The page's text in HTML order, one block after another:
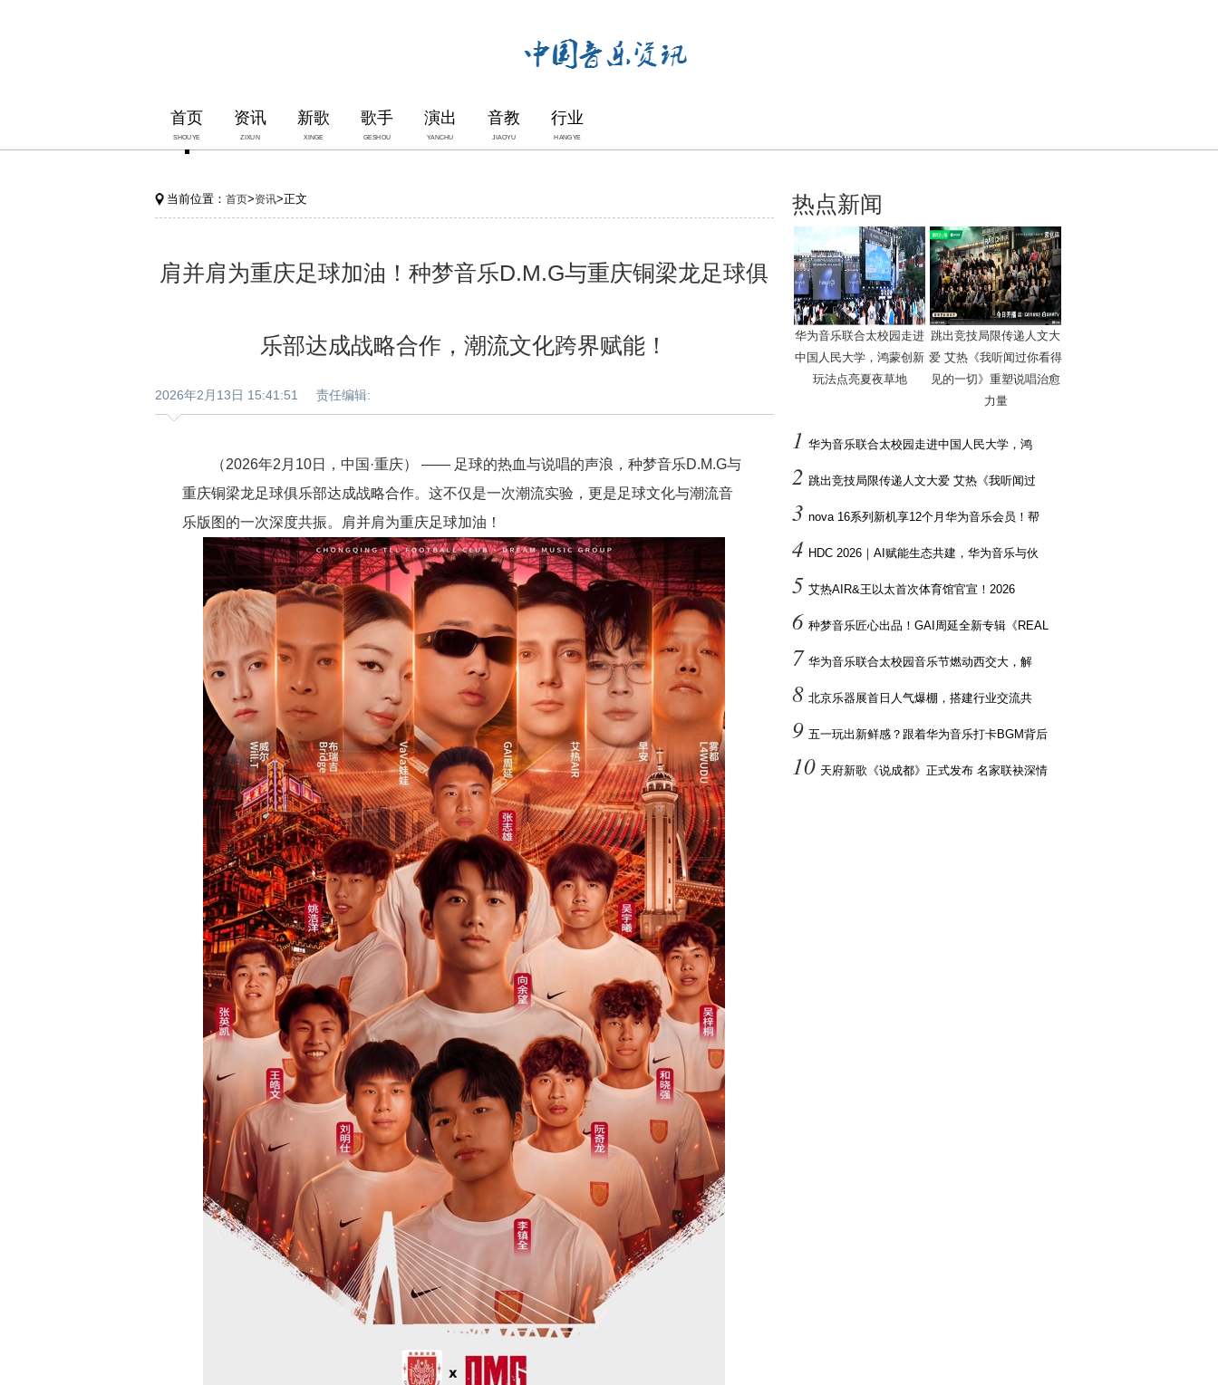
首页
SHOUYE
资讯
ZIXUN
新歌
XINGE
歌手
GESHOU
演出
YANCHU
音教
JIAOYU
行业
HANGYE
当前位置： 首页>资讯>正文
肩并肩为重庆足球加油！种梦音乐D.M.G与重庆铜梁龙足球俱
乐部达成战略合作，潮流文化跨界赋能！
2026年2月13日 15:41:51 责任编辑:
（2026年2月10日，中国·重庆） —— 足球的热血与说唱的声浪，种梦音乐D.M.G与
重庆铜梁龙足球俱乐部达成战略合作。这不仅是一次潮流实验，更是足球文化与潮流音
乐版图的一次深度共振。肩并肩为重庆足球加油！
热点新闻
华为音乐联合太校园走进
中国人民大学，鸿蒙创新
玩法点亮夏夜草地
跳出竞技局限传递人文大
爱 艾热《我听闻过你看得
见的一切》重塑说唱治愈
力量
1 华为音乐联合太校园走进中国人民大学，鸿
2 跳出竞技局限传递人文大爱 艾热《我听闻过
3 nova 16系列新机享12个月华为音乐会员！帮
4 HDC 2026｜AI赋能生态共建，华为音乐与伙
5 艾热AIR&王以太首次体育馆官宣！2026
6 种梦音乐匠心出品！GAI周延全新专辑《REAL
7 华为音乐联合太校园音乐节燃动西交大，解
8 北京乐器展首日人气爆棚，搭建行业交流共
9 五一玩出新鲜感？跟着华为音乐打卡BGM背后
10 天府新歌《说成都》正式发布 名家联袂深情